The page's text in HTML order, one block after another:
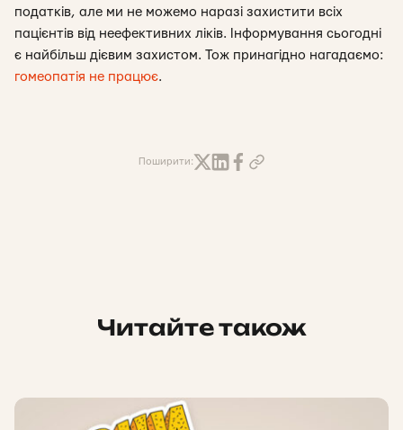
податків, але ми не можемо наразі захистити всіх
пацієнтів від неефективних ліків. Інформування сьогодні
є найбільш дієвим захистом. Тож принагідно нагадаємо:
гомеопатія не працює.
Поширити:
Читайте також